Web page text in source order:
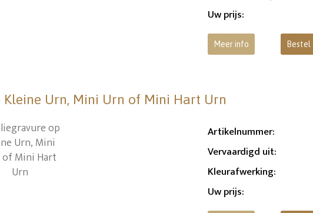
Uw prijs:
Meer info Bestel
Kleine Urn, Mini Urn of Mini Hart Urn
Artikelnummer:
Vervaardigd uit:
Kleurafwerking:
Uw prijs: